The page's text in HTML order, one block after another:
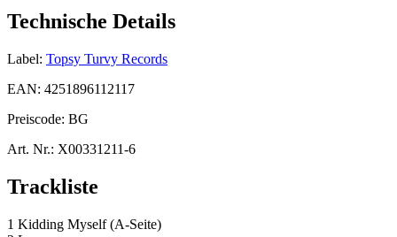
Technische Details
Label: Topsy Turvy Records
EAN: 4251896112117
Preiscode: BG
Art. Nr.: X00331211-6
Trackliste
1 Kidding Myself (A-Seite)